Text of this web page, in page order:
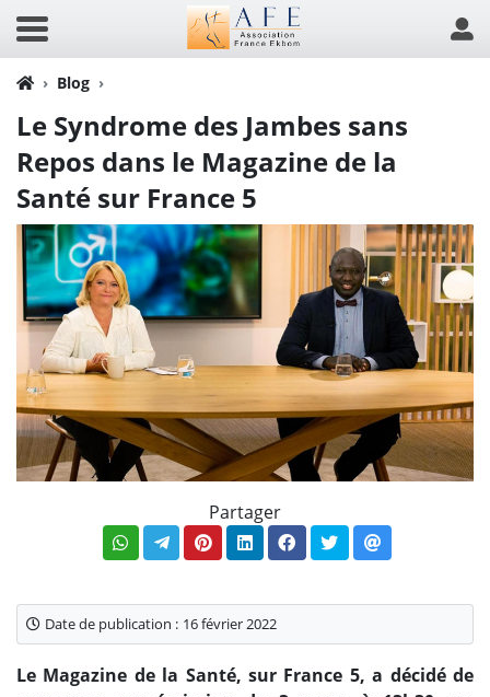
Blog
Le Syndrome des Jambes sans
Repos dans le Magazine de la
Santé sur France 5
Partager
Date de publication : 16 février 2022
Le Magazine de la Santé, sur France 5, a décidé de